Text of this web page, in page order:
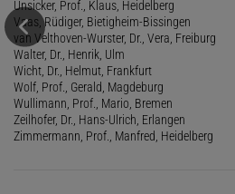
Unsicker, Prof., Klaus, Heidelberg
Vaas, Rüdiger, Bietigheim-Bissingen
van Velthoven-Wurster, Dr., Vera, Freiburg
Walter, Dr., Henrik, Ulm
Wicht, Dr., Helmut, Frankfurt
Wolf, Prof., Gerald, Magdeburg
Wullimann, Prof., Mario, Bremen
Zeilhofer, Dr., Hans-Ulrich, Erlangen
Zimmermann, Prof., Manfred, Heidelberg